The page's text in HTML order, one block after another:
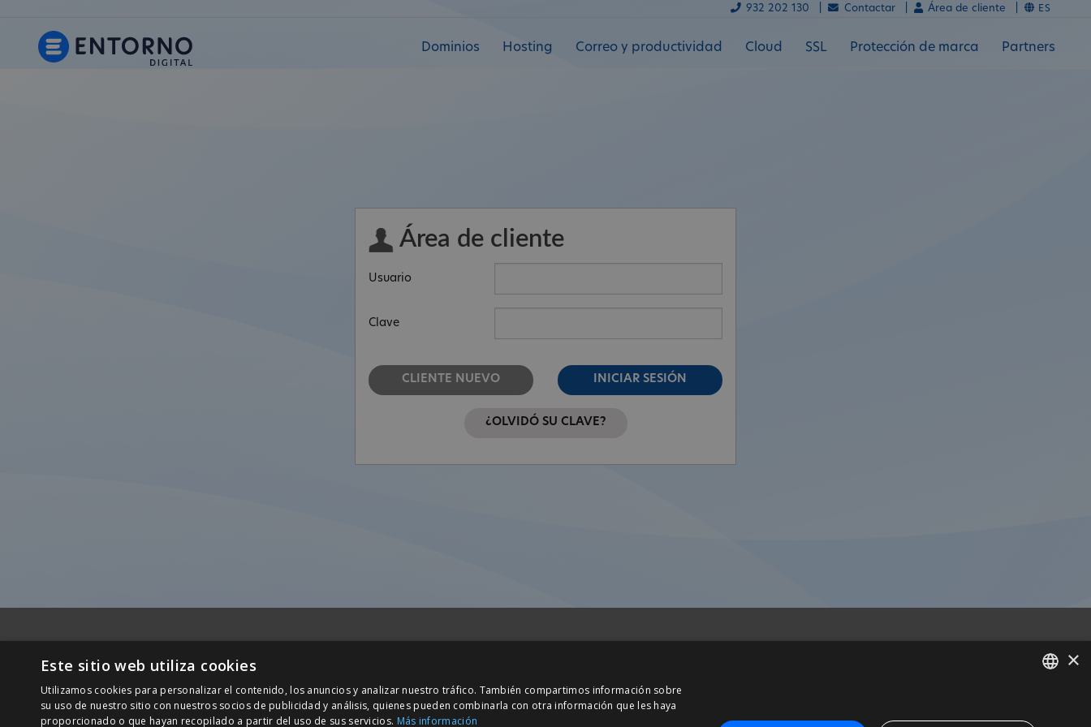
Dominios Hosting Correo y productividad Cloud SSL Protección de marca Partners
932 202 130 | Contactar | Área de cliente | ES
Área de cliente
Usuario
Clave
CLIENTE NUEVO INICIAR SESIÓN
¿OLVIDÓ SU CLAVE?
+34 932 20 21 30
C/ Santa Anna, 32
08290 Cerdanyola Vallès
C/ Josep Estivill, 11-13
08027 Barcelona
×
Este sitio web utiliza cookies
Utilizamos cookies para personalizar el contenido, los anuncios y analizar nuestro tráfico. También compartimos información sobre
su uso de nuestro sitio con nuestros socios de publicidad y análisis, quienes pueden combinarla con otra información que les haya
proporcionado o que hayan recopilado a partir del uso de sus servicios. Más información